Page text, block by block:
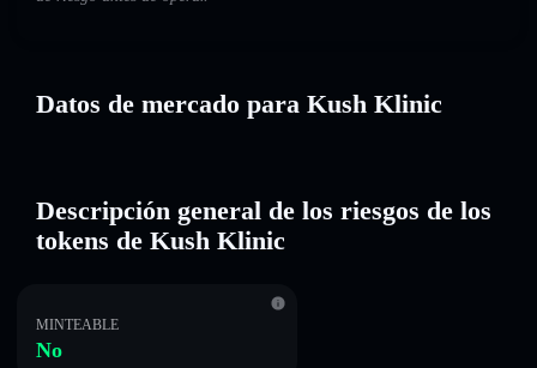
Datos de mercado para Kush Klinic
Descripción general de los riesgos de los
tokens de Kush Klinic
MINTEABLE
No